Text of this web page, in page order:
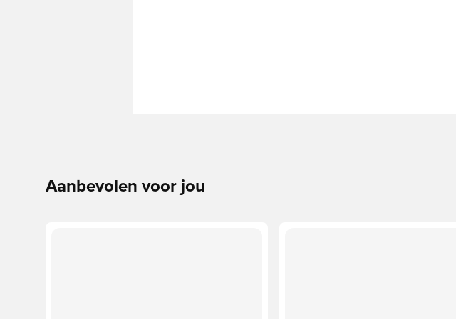
Aanbevolen voor jou